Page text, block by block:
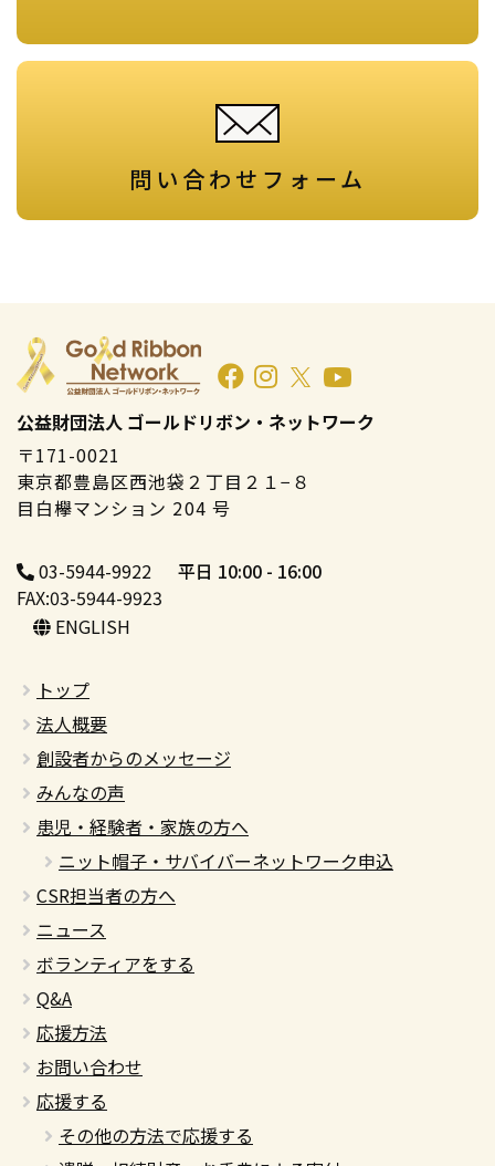
問い合わせフォーム
公益財団法人 ゴールドリボン・ネットワーク
〒171-0021
東京都豊島区西池袋２丁目２１−８
目白欅マンション 204 号
03-5944-9922
平日 10:00 - 16:00
FAX:03-5944-9923
ENGLISH
トップ
法人概要
創設者からのメッセージ
みんなの声
患児・経験者・家族の方へ
ニット帽子・サバイバーネットワーク申込
CSR担当者の方へ
ニュース
ボランティアをする
Q&A
応援方法
お問い合わせ
応援する
その他の方法で応援する